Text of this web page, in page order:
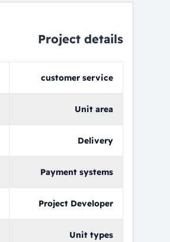
Project details
customer service
Unit area
Delivery
Payment systems
Project Developer
Unit types